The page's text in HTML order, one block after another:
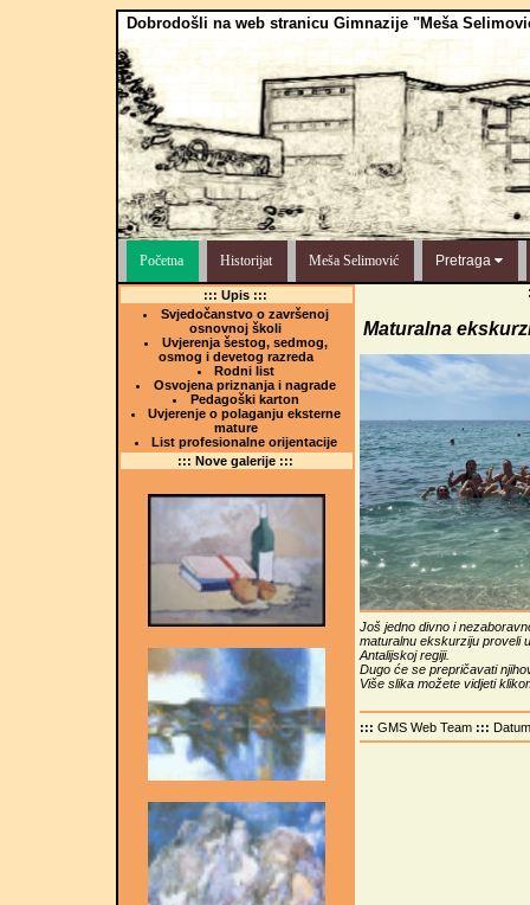
Dobrodošli na web stranicu Gimnazije "Meša
Početna Historijat Meša Selimović Pretraga
::: Upis :::
Svjedočanstvo o završenoj
osnovnoj školi
Uvjerenja šestog, sedmog,
osmog i devetog razreda
Rodni list
Osvojena priznanja i nagrade
Pedagoški karton
Uvjerenje o polaganju eksterne
mature
List profesionalne orijentacije
::: Nove galerije :::
Maturalna
Još jedno divno i
maturalnu ekskurziju proveli
Antalijskoj regiji.
Dugo će se prepričavati
Više slika možete vidjeti
::: GMS Web Team :::